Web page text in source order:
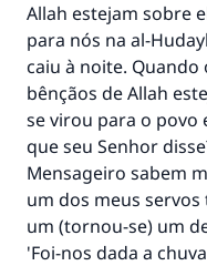
Allah estejam sobre
para nós na al-
caiu à noite. Quando
bênçãos de Allah
se virou para o povo
que seu Senhor
Mensageiro sabem
um dos meus
um (tornou-se) um
'Foi-nos dada a